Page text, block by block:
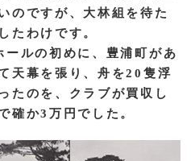
のですが、大林組を待た
たわけです。
ルの初めに、豊浦町があ
天幕を張り、舟を20隻浮
たのを、クラブが買収し
確か3万円でした。